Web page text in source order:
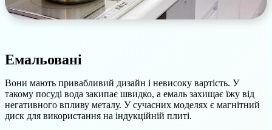
Емальовані
Вони мають привабливий дизайн і невисоку вартість. У
такому посуді вода закипає швидко, а емаль захищає їжу від
негативного впливу металу. У сучасних моделях є магнітний
диск для використання на індукційній плиті.